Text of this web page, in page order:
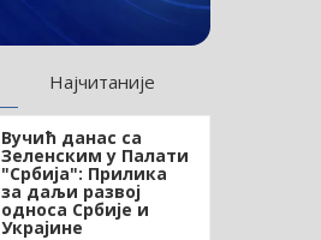
Најчитаније
Вучић данас са
Зеленским у Палати
"Србија": Прилика
за даљи развој
односа Србије и
Украјине